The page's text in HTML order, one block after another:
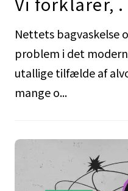
Nettets bagvaskelse
problem i det
utallige tilfælde af
mange o...